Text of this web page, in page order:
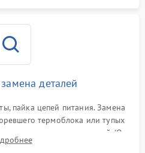
деталей
пайка цепей питания. Замена
термоблока или тупых
силиконовых уплотнителей (O-
для надежного устранения